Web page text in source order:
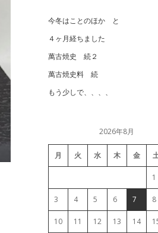
今冬はことのほか と
４ヶ月経ちました
萬古焼史 続２
萬古焼史料 続
もう少しで、、、、
2026年8月
月 火 水 木 金
1
3 4 5 6 7 8
10 11 12 13 14